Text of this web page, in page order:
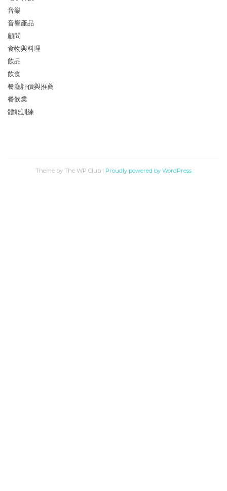
音樂
音響產品
顧問
食物與料理
飲品
飲食
餐廳評價與推薦
餐飲業
體能訓練
Theme by The WP Club | Proudly powered by WordPress